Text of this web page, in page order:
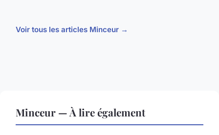
Voir tous les articles Minceur →
Minceur — À lire également